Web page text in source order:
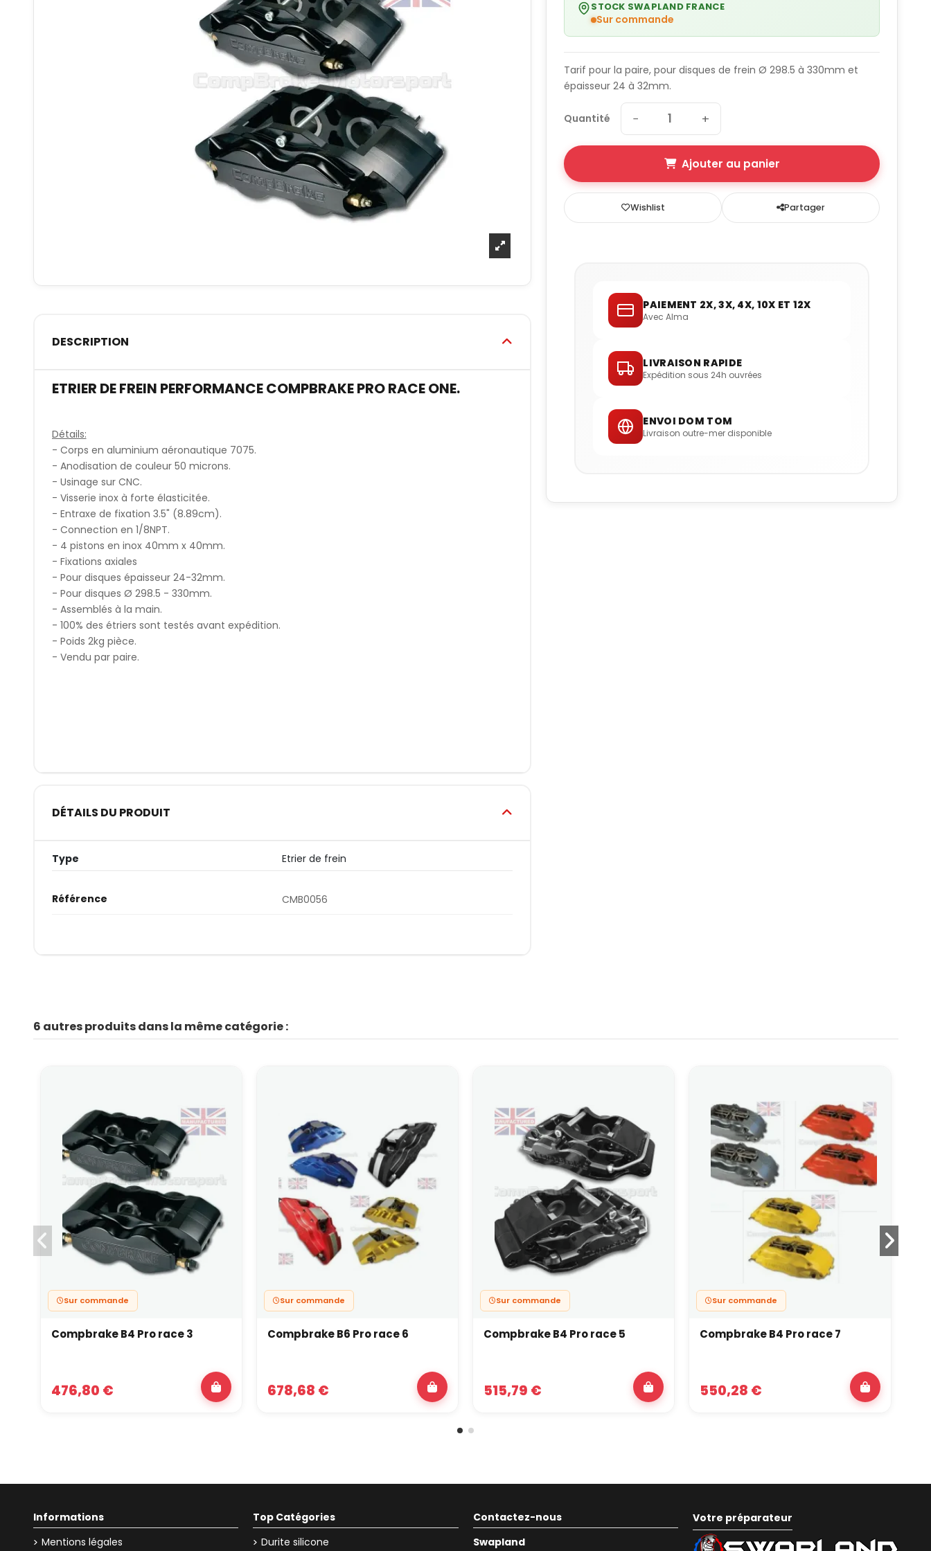
DESCRIPTION
ETRIER DE FREIN PERFORMANCE COMPBRAKE PRO RACE ONE.
Détails:
- Corps en aluminium aéronautique 7075.
- Anodisation de couleur 50 microns.
- Usinage sur CNC.
- Visserie inox à forte élasticitée.
- Entraxe de fixation 3.5" (8.89cm).
- Connection en 1/8NPT.
- 4 pistons en inox 40mm x 40mm.
- Fixations axiales
- Pour disques épaisseur 24-32mm.
- Pour disques Ø 298.5 - 330mm.
- Assemblés à la main.
- 100% des étriers sont testés avant expédition.
- Poids 2kg pièce.
- Vendu par paire.
DÉTAILS DU PRODUIT
Type Etrier de frein
Référence CMB0056
STOCK SWAPLAND FRANCE
Sur commande
Tarif pour la paire, pour disques de frein Ø 298.5 à 330mm et
épaisseur 24 à 32mm.
Quantité − +
Ajouter au panier
Wishlist Partager
PAIEMENT 2X, 3X, 4X, 10X ET 12X
Avec Alma
LIVRAISON RAPIDE
Expédition sous 24h ouvrées
ENVOI DOM TOM
Livraison outre-mer disponible
6 autres produits dans la même catégorie :
Sur commande
Compbrake B4 Pro race 3
476,80 €
Sur commande
Compbrake B6 Pro race 6
678,68 €
Sur commande
Compbrake B4 Pro race 5
515,79 €
Sur commande
Compbrake B4 Pro race 7
550,28 €
Informations
Mentions légales
Top Catégories
Durite silicone
Contactez-nous
Swapland
Votre préparateur